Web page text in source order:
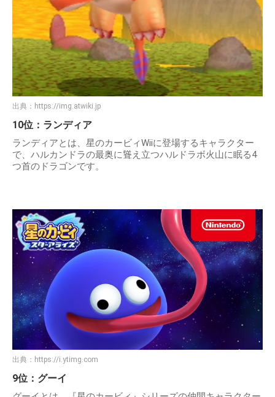
出典： https://img.atwiki.jp
10位：ランディア
ランディアとは、星のカービィWiiに登場するキャラクター
で、ハルカンドラの最奥に聳え立つハルドラボ火山に眠る4
つ首のドラゴンです。
出典： https://i.ytimg.com
9位：グーイ